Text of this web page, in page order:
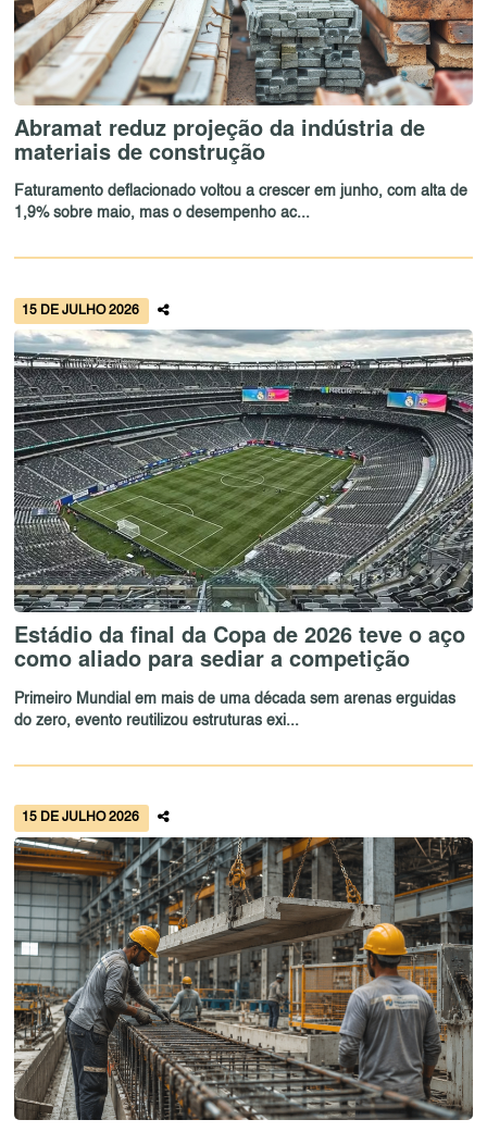
Abramat reduz projeção da indústria de
materiais de construção
Faturamento deflacionado voltou a crescer em junho, com alta de
1,9% sobre maio, mas o desempenho ac...
15 DE JULHO 2026
Estádio da final da Copa de 2026 teve o aço
como aliado para sediar a competição
Primeiro Mundial em mais de uma década sem arenas erguidas
do zero, evento reutilizou estruturas exi...
15 DE JULHO 2026